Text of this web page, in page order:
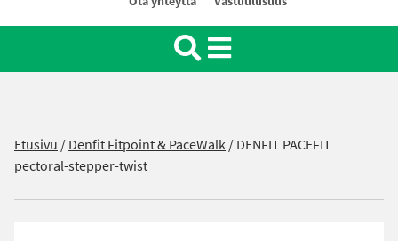
Etusivu /Denfit Fitpoint & PaceWalk/DENFIT PACEFIT
pectoral-stepper-twist